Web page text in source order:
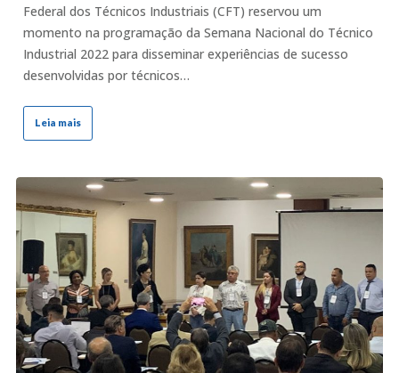
Federal dos Técnicos Industriais (CFT) reservou um
momento na programação da Semana Nacional do Técnico
Industrial 2022 para disseminar experiências de sucesso
desenvolvidas por técnicos…
Leia mais